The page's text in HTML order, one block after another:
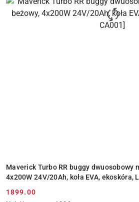
Maverick Turbo RR buggy dwuosobowy
4x200W 24V/20Ah, koła EVA, ekoskóra,
Cena
1899.00